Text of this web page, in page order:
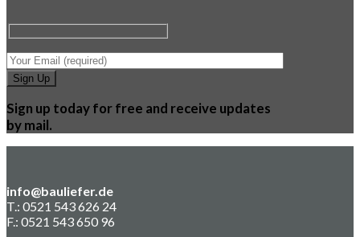
Sign up today for free and receive updates
by mail.
info@bauliefer.de
T.: 0521 543 626 24
F.: 0521 543 650 96